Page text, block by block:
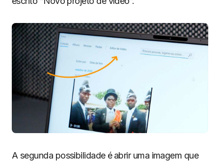
A segunda possibilidade é abrir uma imagem que